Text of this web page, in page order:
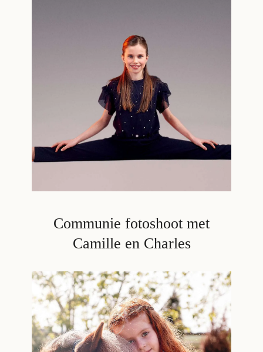
Communie fotoshoot met
Camille en Charles